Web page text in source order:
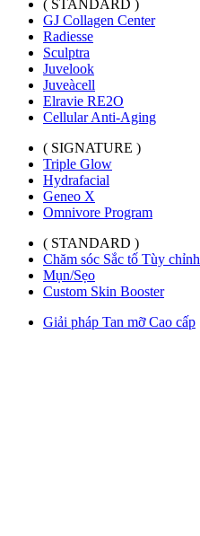
( STANDARD )
GJ Collagen Center
Radiesse
Sculptra
Juvelook
Juveàcell
Elravie RE2O
Cellular Anti-Aging
( SIGNATURE )
Triple Glow
Hydrafacial
Geneo X
Omnivore Program
( STANDARD )
Chăm sóc Sắc tố Tùy chỉnh
Mụn/Sẹo
Custom Skin Booster
Giải pháp Tan mỡ Cao cấp